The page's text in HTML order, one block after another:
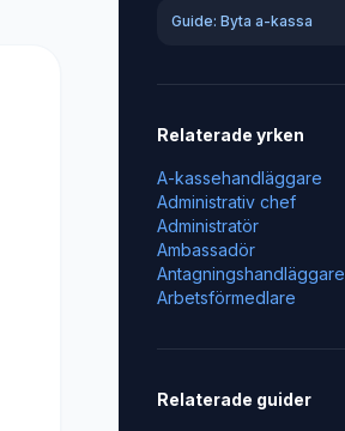
Guide: Byta a-kassa
Relaterade yrken
A-kassehandläggare
Administrativ chef
Administratör
Ambassadör
Antagningshandläggare
Arbetsförmedlare
Relaterade guider